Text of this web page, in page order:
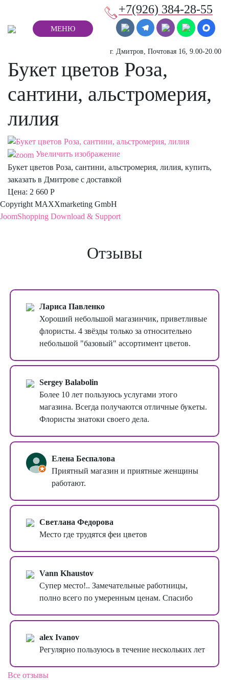
МЕНЮ
+7(926) 384-28-55
г. Дмитров, Почтовая 16, 9.00-20.00
Букет цветов Роза,
сантини, альстромерия,
лилия
Увеличить изображение
Букет цветов Роза, сантини, альстромерия, лилия, купить,
заказать в Дмитрове с доставкой
Цена: 2 660 Р
Copyright MAXXmarketing GmbH
JoomShopping Download & Support
Отзывы
Лариса Павленко
Хороший небольшой магазинчик, приветливые
флористы. 4 звёзды только за относительно
небольшой "базовый" ассортимент цветов.
Sergey Balabolin
Более 10 лет пользуюсь услугами этого
магазина. Всегда получаются отличные букеты.
Флористы знатоки своего дела.
Елена Беспалова
Приятный магазин и приятные женщины
работают.
Светлана Федорова
Место где трудятся феи цветов
Vann Khaustov
Супер место!.. Замечательные работницы,
полно всего по умеренным ценам. Спасибо
alex Ivanov
Регулярно пользуюсь в течение нескольких лет
Все отзывы